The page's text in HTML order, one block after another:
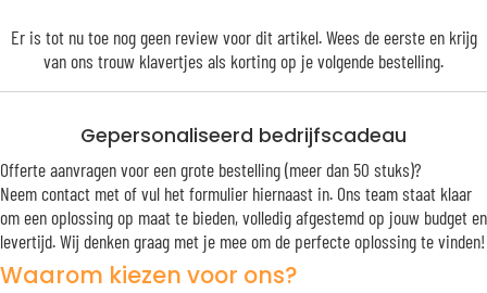
Er is tot nu toe nog geen review voor dit artikel. Wees de eerste en krijg
van ons trouw klavertjes als korting op je volgende bestelling.
Gepersonaliseerd bedrijfscadeau
Offerte aanvragen voor een grote bestelling (meer dan 50 stuks)?
Neem contact met of vul het formulier hiernaast in. Ons team staat klaar
om een oplossing op maat te bieden, volledig afgestemd op jouw budget en
levertijd. Wij denken graag met je mee om de perfecte oplossing te vinden!
Waarom kiezen voor ons?